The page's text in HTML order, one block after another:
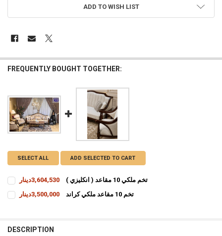
ADD TO WISH LIST
FREQUENTLY BOUGHT TOGETHER:
SELECT ALL ADD SELECTED TO CART
تخم ملكي 10 مقاعد ( انكليزي )
3,604,530دينار
CURRENT
STOCK:
QUANTITY:
تخم 10 مقاعد ملكي كراند
3,500,000دينار
DESCRIPTION